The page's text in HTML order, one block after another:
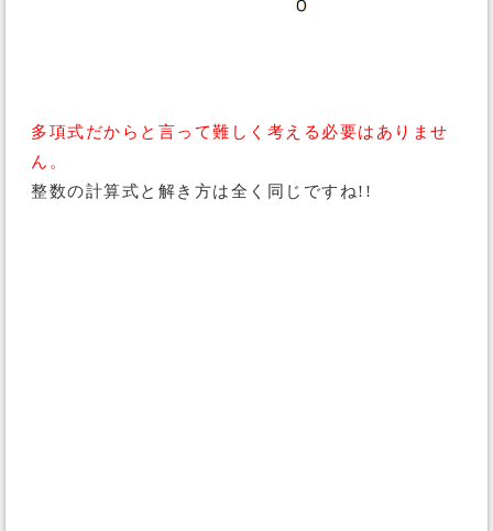
多項式だからと言って難しく考える必要はありませ
ん。
整数の計算式と解き方は全く同じですね!!